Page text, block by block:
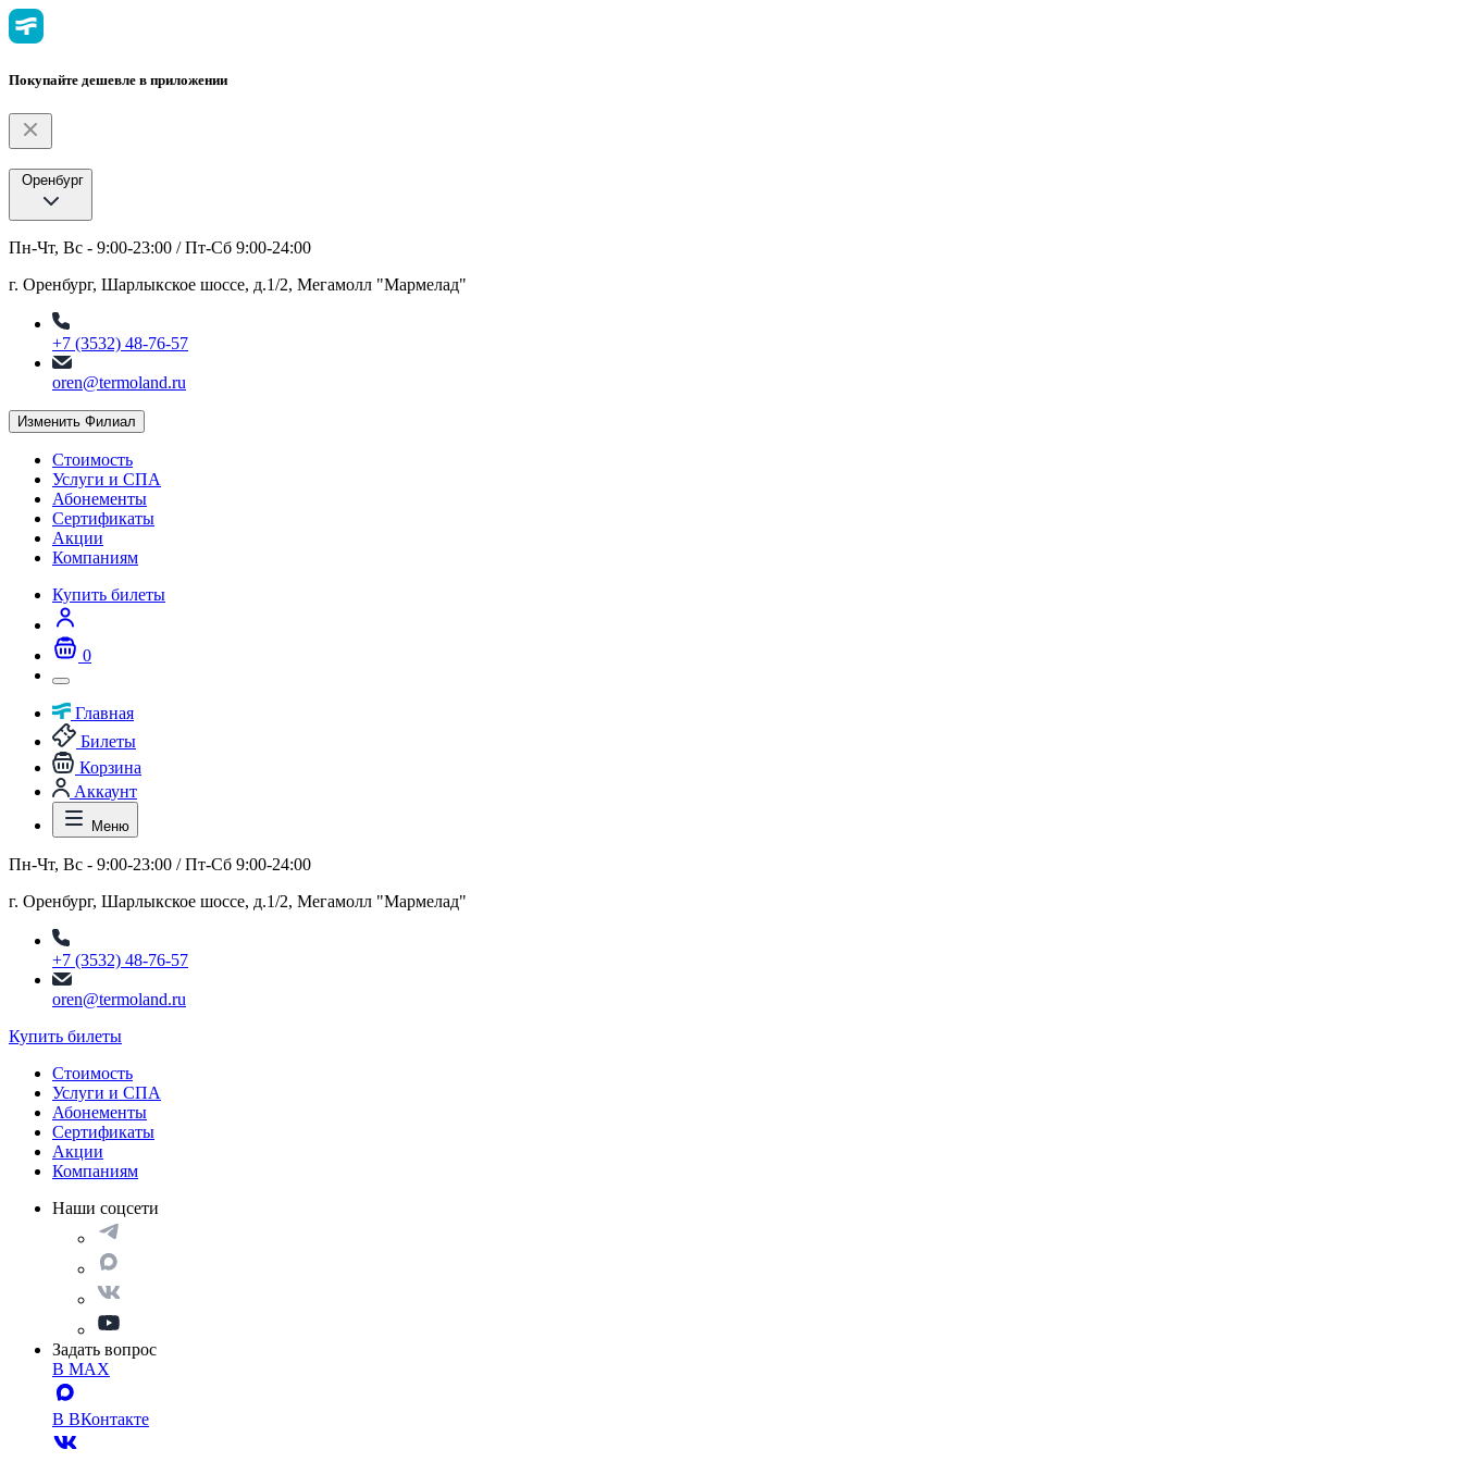
Покупайте дешевле в приложении
Оренбург
Пн-Чт, Вс - 9:00-23:00 / Пт-Сб 9:00-24:00
г. Оренбург, Шарлыкское шоссе, д.1/2, Мегамолл "Мармелад"
+7 (3532) 48-76-57
oren@termoland.ru
Изменить Филиал
Стоимость
Услуги и СПА
Абонементы
Сертификаты
Акции
Компаниям
Купить билеты
0
Главная
Билеты
Корзина
Аккаунт
Меню
Пн-Чт, Вс - 9:00-23:00 / Пт-Сб 9:00-24:00
г. Оренбург, Шарлыкское шоссе, д.1/2, Мегамолл "Мармелад"
+7 (3532) 48-76-57
oren@termoland.ru
Купить билеты
Стоимость
Услуги и СПА
Абонементы
Сертификаты
Акции
Компаниям
Наши соцсети
Задать вопрос
В MAX
В ВКонтакте